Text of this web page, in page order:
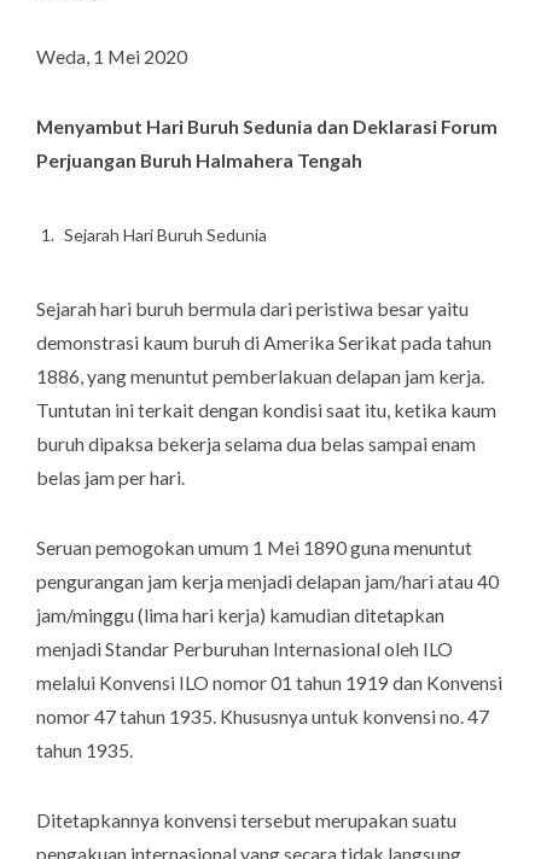
Weda, 1 Mei 2020
Menyambut Hari Buruh Sedunia dan Deklarasi Forum
Perjuangan Buruh Halmahera Tengah
Sejarah Hari Buruh Sedunia
Sejarah hari buruh bermula dari peristiwa besar yaitu
demonstrasi kaum buruh di Amerika Serikat pada tahun
1886, yang menuntut pemberlakuan delapan jam kerja.
Tuntutan ini terkait dengan kondisi saat itu, ketika kaum
buruh dipaksa bekerja selama dua belas sampai enam
belas jam per hari.
Seruan pemogokan umum 1 Mei 1890 guna menuntut
pengurangan jam kerja menjadi delapan jam/hari atau 40
jam/minggu (lima hari kerja) kamudian ditetapkan
menjadi Standar Perburuhan Internasional oleh ILO
melalui Konvensi ILO nomor 01 tahun 1919 dan Konvensi
nomor 47 tahun 1935. Khususnya untuk konvensi no. 47
tahun 1935.
Ditetapkannya konvensi tersebut merupakan suatu
pengakuan internasional yang secara tidak langsung